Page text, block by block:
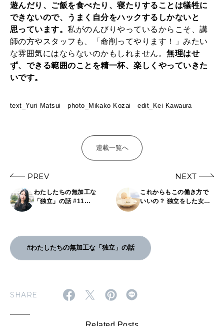
遊んだり、ご飯を食べたり、寝たりすることは犠牲に
できないので、うまく自分をハックするしかないと
思っています。私がのんびりやっているからこそ、講
師の方やスタッフも、「命削ってやります！」みたい
な雰囲気にはならないのかもしれません。無理はせ
ず、できる範囲のことを精一杯、楽しくやっていきた
いです。
text_Yuri Matsui photo_Mikako Kozai edit_Kei Kawaura
連載一覧へ
PREV
わたしたちの無加工な
「独立」の話 #11
NEXT
これからもこの働き方で
いいの？ 独立をした女性
話など
#わたしたちの無加工な「独立」の話
SHARE